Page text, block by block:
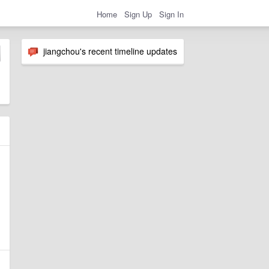
Home Sign Up Sign In
jiangchou's recent timeline updates